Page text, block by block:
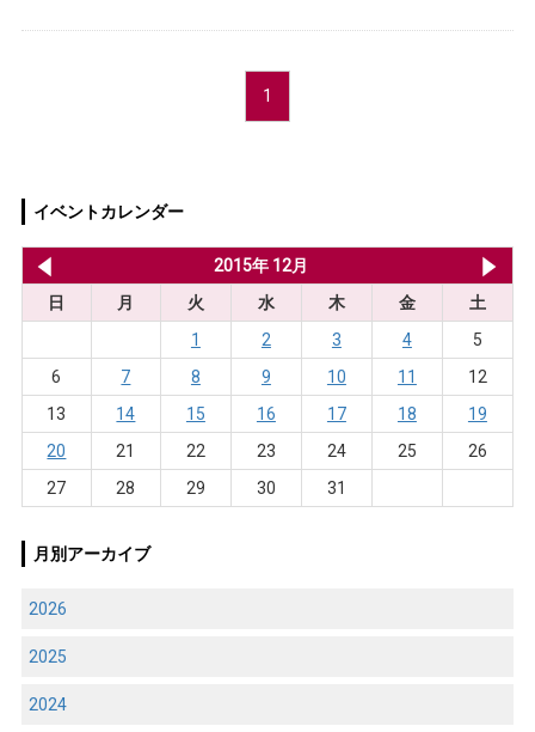
1
イベントカレンダー
2015年 12月
日
月 火 水 木 金
土
1
2 3 4
5
6
7 8 9 10 11
12
13
14 15 16 17 18
19
20
21 22 23 24 25
26
27
28 29 30 31
月別アーカイブ
2026
2025
2024